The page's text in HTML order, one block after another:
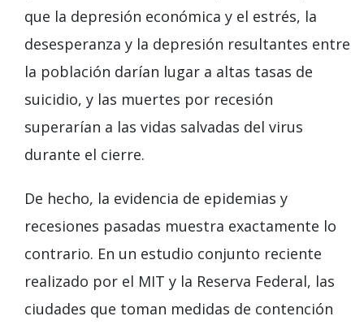
que la depresión económica y el estrés, la
desesperanza y la depresión resultantes entre
la población darían lugar a altas tasas de
suicidio, y las muertes por recesión
superarían a las vidas salvadas del virus
durante el cierre.
De hecho, la evidencia de epidemias y
recesiones pasadas muestra exactamente lo
contrario. En un estudio conjunto reciente
realizado por el MIT y la Reserva Federal, las
ciudades que toman medidas de contención